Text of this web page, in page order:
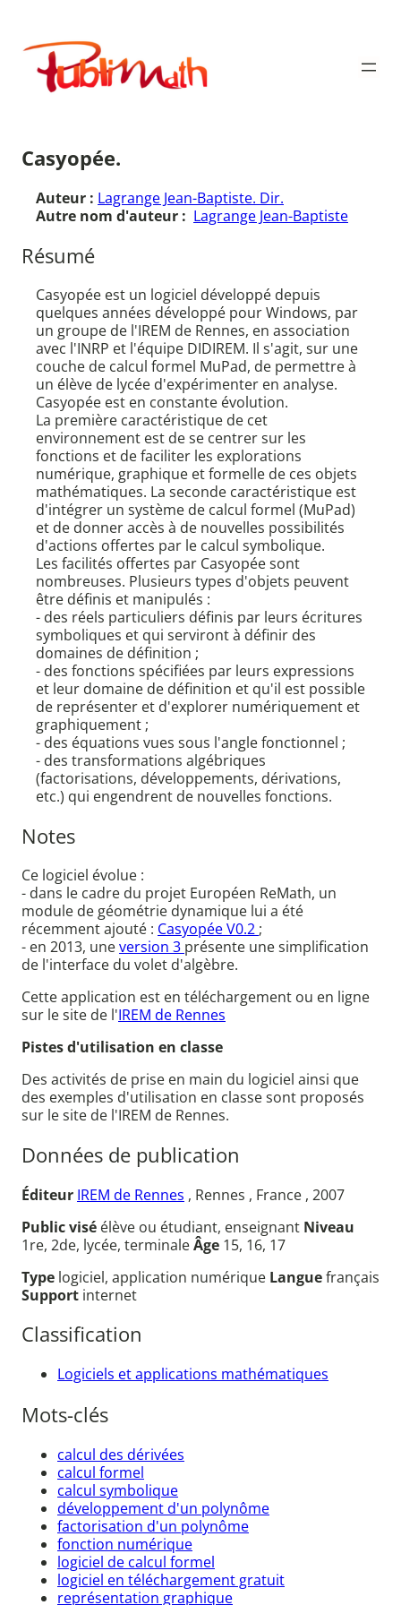
contenu
Publimath
Casyopée.
Auteur : Lagrange Jean-Baptiste. Dir.
Autre nom d'auteur : Lagrange Jean-Baptiste
Résumé
Casyopée est un logiciel développé depuis
quelques années développé pour Windows, par
un groupe de l'IREM de Rennes, en association
avec l'INRP et l'équipe DIDIREM. Il s'agit, sur une
couche de calcul formel MuPad, de permettre à
un élève de lycée d'expérimenter en analyse.
Casyopée est en constante évolution.
La première caractéristique de cet
environnement est de se centrer sur les
fonctions et de faciliter les explorations
numérique, graphique et formelle de ces objets
mathématiques. La seconde caractéristique est
d'intégrer un système de calcul formel (MuPad)
et de donner accès à de nouvelles possibilités
d'actions offertes par le calcul symbolique.
Les facilités offertes par Casyopée sont
nombreuses. Plusieurs types d'objets peuvent
être définis et manipulés :
- des réels particuliers définis par leurs écritures
symboliques et qui serviront à définir des
domaines de définition ;
- des fonctions spécifiées par leurs expressions
et leur domaine de définition et qu'il est possible
de représenter et d'explorer numériquement et
graphiquement ;
- des équations vues sous l'angle fonctionnel ;
- des transformations algébriques
(factorisations, développements, dérivations,
etc.) qui engendrent de nouvelles fonctions.
Notes
Ce logiciel évolue :
- dans le cadre du projet Européen ReMath, un
module de géométrie dynamique lui a été
récemment ajouté : Casyopée V0.2 ;
- en 2013, uneversion 3 présente une simplification
de l'interface du volet d'algèbre.
Cette application est en téléchargement ou en ligne
sur le site de l'IREM de Rennes
Pistes d'utilisation en classe
Des activités de prise en main du logiciel ainsi que
des exemples d'utilisation en classe sont proposés
sur le site de l'IREM de Rennes.
Données de publication
Éditeur IREM de Rennes , Rennes , France , 2007
Public visé élève ou étudiant, enseignant Niveau
1re, 2de, lycée, terminaleÂge 15, 16, 17
Type logiciel, application numérique Languefrançais
Support internet
Classification
Logiciels et applications mathématiques
Mots-clés
calcul des dérivées
calcul formel
calcul symbolique
développement d'un polynôme
factorisation d'un polynôme
fonction numérique
logiciel de calcul formel
logiciel en téléchargement gratuit
représentation graphique